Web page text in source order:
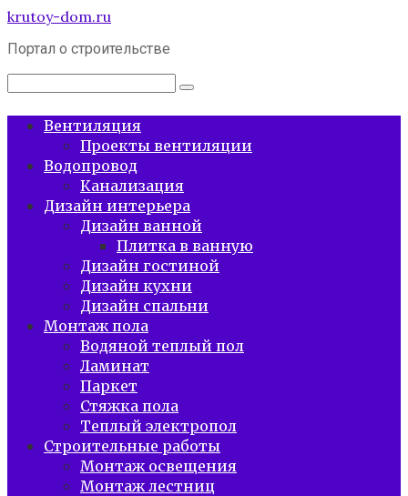
Перейти
контенту
krutoy-dom.ru
Портал о строительстве
Поиск:
Вентиляция
Проекты вентиляции
Водопровод
Канализация
Дизайн интерьера
Дизайн ванной
Плитка в ванную
Дизайн гостиной
Дизайн кухни
Дизайн спальни
Монтаж пола
Водяной теплый пол
Ламинат
Паркет
Стяжка пола
Теплый электропол
Строительные работы
Монтаж освещения
Монтаж лестниц